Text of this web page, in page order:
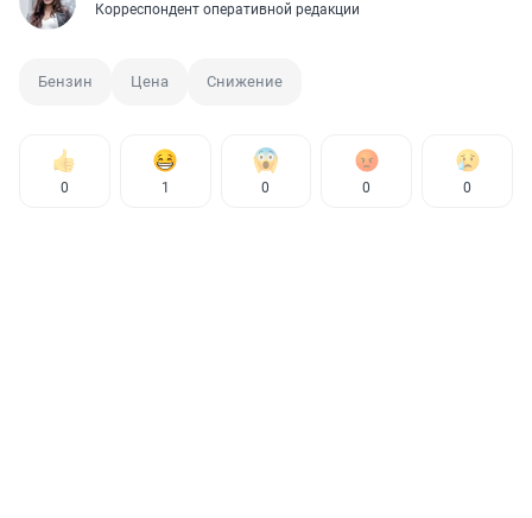
Корреспондент оперативной редакции
Бензин Цена Снижение
0 1 0 0 0